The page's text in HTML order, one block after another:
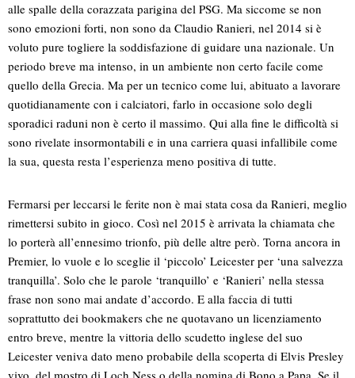
alle spalle della corazzata parigina del PSG. Ma siccome se non
sono emozioni forti, non sono da Claudio Ranieri, nel 2014 si è
voluto pure togliere la soddisfazione di guidare una nazionale. Un
periodo breve ma intenso, in un ambiente non certo facile come
quello della Grecia. Ma per un tecnico come lui, abituato a lavorare
quotidianamente con i calciatori, farlo in occasione solo degli
sporadici raduni non è certo il massimo. Qui alla fine le difficoltà si
sono rivelate insormontabili e in una carriera quasi infallibile come
la sua, questa resta l’esperienza meno positiva di tutte.
Fermarsi per leccarsi le ferite non è mai stata cosa da Ranieri, meglio
rimettersi subito in gioco. Così nel 2015 è arrivata la chiamata che
lo porterà all’ennesimo trionfo, più delle altre però. Torna ancora in
Premier, lo vuole e lo sceglie il ‘piccolo’ Leicester per ‘una salvezza
tranquilla’. Solo che le parole ‘tranquillo’ e ‘Ranieri’ nella stessa
frase non sono mai andate d’accordo. E alla faccia di tutti
soprattutto dei bookmakers che ne quotavano un licenziamento
entro breve, mentre la vittoria dello scudetto inglese del suo
Leicester veniva dato meno probabile della scoperta di Elvis Presley